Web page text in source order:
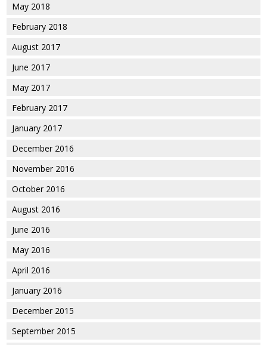
May 2018
February 2018
August 2017
June 2017
May 2017
February 2017
January 2017
December 2016
November 2016
October 2016
August 2016
June 2016
May 2016
April 2016
January 2016
December 2015
September 2015